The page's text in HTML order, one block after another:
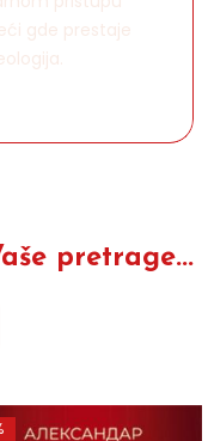
gde prestaje
pretrage...